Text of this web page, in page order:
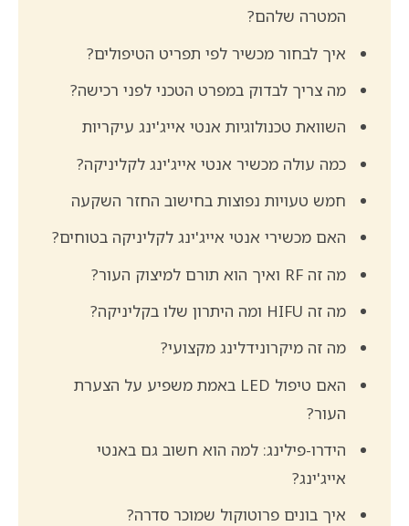
המטרה שלהם?
איך לבחור מכשיר לפי תפריט הטיפולים?
מה צריך לבדוק במפרט הטכני לפני רכישה?
השוואת טכנולוגיות אנטי אייג'ינג עיקריות
כמה עולה מכשיר אנטי אייג'ינג לקליניקה?
חמש טעויות נפוצות בחישוב החזר השקעה
האם מכשירי אנטי אייג'ינג לקליניקה בטוחים?
מה זה RF ואיך הוא תורם למיצוק העור?
מה זה HIFU ומה היתרון שלו בקליניקה?
מה זה מיקרונידלינג מקצועי?
האם טיפול LED באמת משפיע על הצערת
העור?
הידרו-פילינג: למה הוא חשוב גם באנטי
אייג'ינג?
איך בונים פרוטוקול שמוכר סדרה?